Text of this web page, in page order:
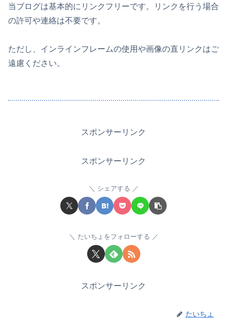
当ブログは基本的にリンクフリーです。リンクを行う場合
の許可や連絡は不要です。
ただし、インラインフレームの使用や画像の直リンクはご
遠慮ください。
スポンサーリンク
スポンサーリンク
シェアする
たいちょをフォローする
スポンサーリンク
たいちょ